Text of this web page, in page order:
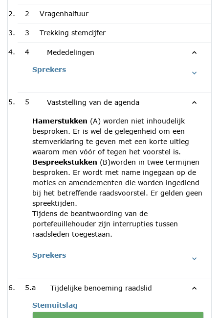
2 Vragenhalfuur
3 Trekking stemcijfer
4 Mededelingen
Sprekers
5 Vaststelling van de agenda
Hamerstukken (A) worden niet inhoudelijk
besproken. Er is wel de gelegenheid om een
stemverklaring te geven met een korte uitleg
waarom men vóór of tegen het voorstel is.
Bespreekstukken (B)worden in twee termijnen
besproken. Er wordt met name ingegaan op de
moties en amendementen die worden ingediend
bij het betreffende raadsvoorstel. Er gelden geen
spreektijden.
Tijdens de beantwoording van de
portefeuillehouder zijn interrupties tussen
raadsleden toegestaan.
Sprekers
5.a Tijdelijke benoeming raadslid
Stemuitslag